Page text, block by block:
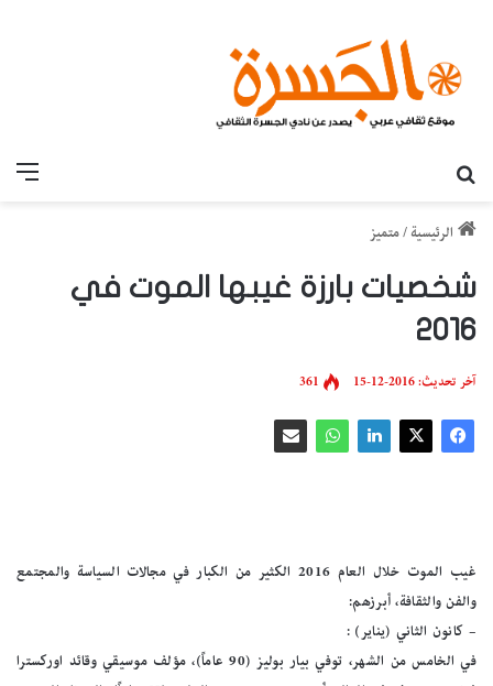
الرئيسية /متميز
شخصيات بارزة غيبها الموت في
2016
آخر تحديث: 2016-12-15 361
غيب الموت خلال العام 2016 الكثير من الكبار في مجالات السياسة والمجتمع
والفن والثقافة، أبرزهم:
– كانون الثاني (يناير) :
في الخامس من الشهر، توفي بيار بوليز (90 عاماً)، مؤلف موسيقي وقائد اوركسترا